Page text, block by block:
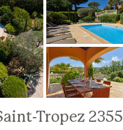
Tropez 2355